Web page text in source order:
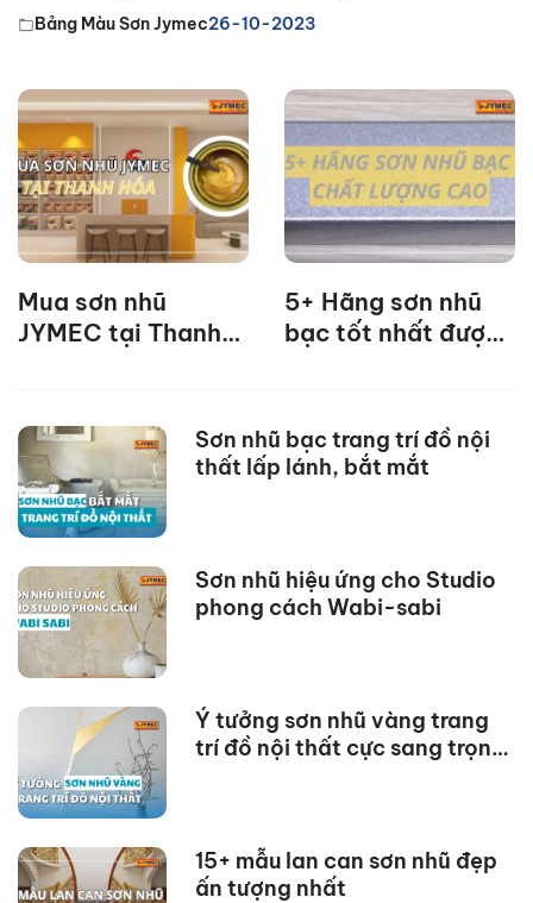
Bảng Màu Sơn Jymec26-10-2023
Mua sơn nhũ
JYMEC tại Thanh
5+ Hãng sơn nhũ
bạc tốt nhất được
Sơn nhũ bạc trang trí đồ nội
thất lấp lánh, bắt mắt
Sơn nhũ hiệu ứng cho Studio
phong cách Wabi-sabi
Ý tưởng sơn nhũ vàng trang
trí đồ nội thất cực sang trọng,
15+ mẫu lan can sơn nhũ đẹp
ấn tượng nhất